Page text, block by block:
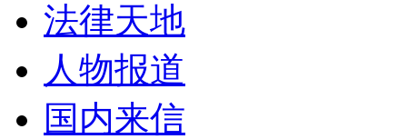
法律天地
人物报道
国内来信